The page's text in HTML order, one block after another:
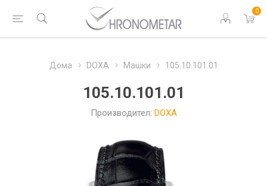
0
Дома DOXA Машки 105.10.101.01
105.10.101.01
Производител: DOXA